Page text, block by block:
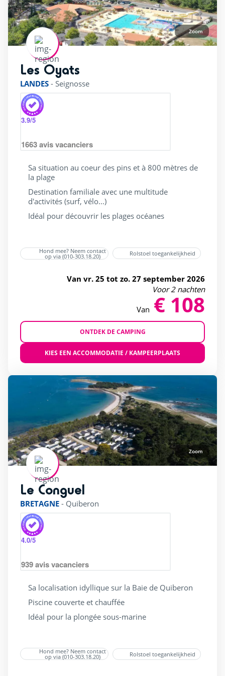
Aan de rand van het bos(11)
Campings Frankrijk(17)
Dichtbij de zee(14)
Dichtbij een meer / vijver
Loopafstand naar het strand
Wandeltoegang tot een meer/vijver
(9)
(13)
(15)
4 sterren(16)
5 sterren
Honden toegestaan(15)
Last Minute JULI(4)
Last minute(17)
Mindervaliden
Pendelbus naar het strand(2)
Restaurant(15)
Schoonheidssalon(4)
Stacaravan(17)
Supermarkt
(17)
Ticketverkoop(12)
Wellness & spa ruimte
Wifi
Waterpark
Overdekt / verwarmd zwembad
Privé strand(2)
Zoom
Les Oyats
LANDES - Seignosse
3.9/5
1663avis vacanciers
Sa situation au coeur des pins et à 800 mètres de
la plage
Destination familiale avec une multitude
d'activités (surf, vélo...)
Idéal pour découvrir les plages océanes
Hond mee? Neem contact
op via (010-303.18.20) Rolstoel toegankelijkheid
Van vr. 25 tot zo. 27 september 2026
Voor 2 nachten
Van € 108
ONTDEK DE CAMPING
KIES EEN ACCOMMODATIE / KAMPEERPLAATS
Zoom
Le Conguel
BRETAGNE - Quiberon
4.0/5
939avis vacanciers
Sa localisation idyllique sur la Baie de Quiberon
Piscine couverte et chauffée
Idéal pour la plongée sous-marine
Hond mee? Neem contact
op via (010-303.18.20) Rolstoel toegankelijkheid